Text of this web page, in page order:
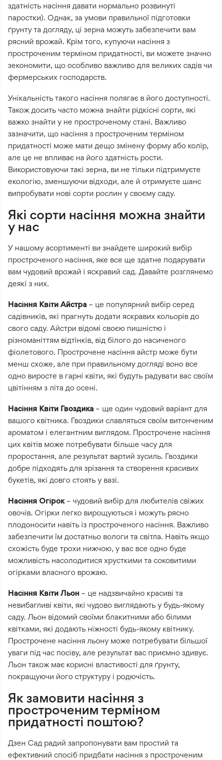
здатність насіння давати нормально розвинуті
паростки). Однак, за умови правильної підготовки
ґрунту та догляду, ці зерна можуть забезпечити вам
рясний врожай. Крім того, купуючи насіння з
простроченим терміном придатності, ви можете значно
зекономити, що особливо важливо для великих садів чи
фермерських господарств.
Унікальність такого насіння полягає в його доступності.
Також досить часто можна знайти рідкісні сорти, які
важко знайти у не простроченому стані. Важливо
зазначити, що насіння з простроченим терміном
придатності може мати дещо змінену форму або колір,
але це не впливає на його здатність рости.
Використовуючи такі зерна, ви не тільки підтримуєте
екологію, зменшуючи відходи, але й отримуєте шанс
випробувати нові сорти рослин у своєму саду.
Які сорти насіння можна знайти
у нас
У нашому асортименті ви знайдете широкий вибір
простроченого насіння, яке все ще здатне подарувати
вам чудовий врожай і яскравий сад. Давайте розглянемо
деякі з них.
Насіння Квіти Айстра – це популярний вибір серед
садівників, які прагнуть додати яскравих кольорів до
свого саду. Айстри відомі своєю пишністю і
різноманіттям відтінків, від білого до насиченого
фіолетового. Прострочене насіння айстр може бути
менш схоже, але при правильному догляді воно все
одно виросте в гарні квіти, які будуть радувати вас своїм
цвітінням з літа до осені.
Насіння Квіти Гвоздика – ще один чудовий варіант для
вашого квітника. Гвоздики славляться своїм витонченим
ароматом і елегантним виглядом. Прострочене насіння
цих квітів може потребувати більше часу для
проростання, але результат вартий зусиль. Гвоздики
добре підходять для зрізання та створення красивих
букетів, які довго стоять у вазі.
Насіння Огірок– чудовий вибір для любителів свіжих
овочів. Огірки легко вирощуються і можуть рясно
плодоносити навіть із простроченого насіння. Важливо
забезпечити їм достатньо вологи та світла. Навіть якщо
схожість буде трохи нижчою, у вас все одно буде
можливість насолодитися хрусткими та соковитими
огірками власного врожаю.
Насіння Квіти Льон – це надзвичайно красиві та
невибагливі квіти, які чудово виглядають у будь-якому
саду. Льон відомий своїми блакитними або білими
квітками, які додають ніжності будь-якому квітнику.
Прострочене насіння льону може потребувати більшої
уваги під час посіву, але результат вас приємно здивує.
Льон також має корисні властивості для ґрунту,
покращуючи його структуру і родючість.
Як замовити насіння з
простроченим терміном
придатності поштою?
Дзен Сад радий запропонувати вам простий та
ефективний спосіб придбати насіння з простроченим